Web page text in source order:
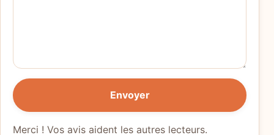
Envoyer
Merci ! Vos avis aident les autres lecteurs.